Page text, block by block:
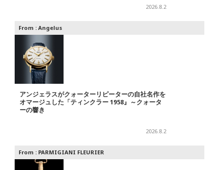
2026.8.2
From : Angelus
アンジェラスがクォーターリピーターの自社名作を
オマージュした「ティンクラー 1958』～クォータ
ーの響き
2026.8.2
From : PARMIGIANI FLEURIER